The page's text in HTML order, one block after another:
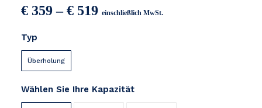
€ 359 –€ 519Preisspanne:
einschließlich MwSt.
Typ
Überholung
Wählen Sie Ihre Kapazität